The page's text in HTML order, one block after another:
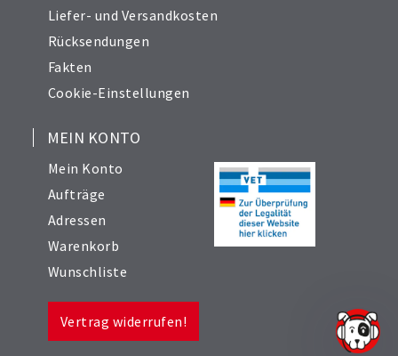
Liefer- und Versandkosten
Rücksendungen
Fakten
Cookie-Einstellungen
MEIN KONTO
Mein Konto
Aufträge
Adressen
Warenkorb
Wunschliste
Vertrag widerrufen!